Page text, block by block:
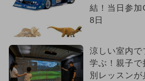
結！当日参加
8日
涼しい室内で
学ぶ！親子で
別レッスンが